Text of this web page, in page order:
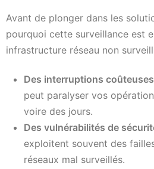
Avant de plonger dans les
pourquoi cette surveillance est
infrastructure réseau non
Des interruptions coûteuses
peut paralyser vos
voire des jours.
Des vulnérabilités de
exploitent souvent des
réseaux mal surveillés.